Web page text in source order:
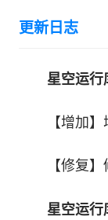
更新日志
星空运行
【增加】增
【修复】
星空运行